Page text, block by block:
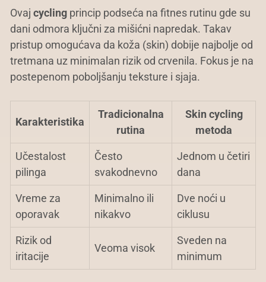
Ovaj cycling princip podseća na fitnes rutinu gde su
dani odmora ključni za mišićni napredak. Takav
pristup omogućava da koža (skin) dobije najbolje od
tretmana uz minimalan rizik od crvenila. Fokus je na
postepenom poboljšanju teksture i sjaja.
Karakteristika
Tradicionalna
rutina
Skin cycling
metoda
Učestalost
pilinga
Često
svakodnevno
Jednom u četiri
dana
Vreme za
oporavak
Minimalno ili
nikakvo
Dve noći u
ciklusu
Rizik od
iritacije
Veoma visok
Sveden na
minimum